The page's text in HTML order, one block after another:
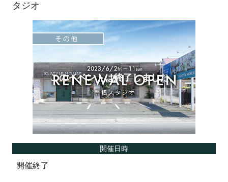
タジオ
開催日時
開催終了